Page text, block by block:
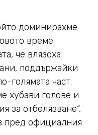
доминирахме
време.
че влязоха
поддържайки
голямата част.
хубави голове и
за отбелязване“,
пред официалния